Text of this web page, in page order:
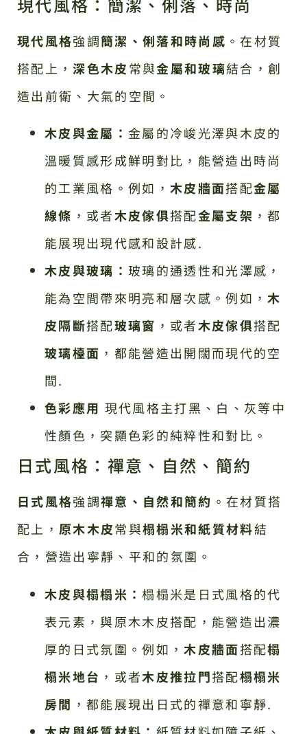
現代風格強調簡潔、俐落和時尚感 。在材質
搭配上，深色木皮常與金屬和玻璃結合，創
造出前衛、大氣的空間。
木皮與金屬：金屬的冷峻光澤與木皮的
溫暖質感形成鮮明對比，能營造出時尚
的工業風格。例如，木皮牆面搭配金屬
線條 ，或者木皮傢俱搭配金屬支架 ，都
能展現出現代感和設計感.
木皮與玻璃：玻璃的通透性和光澤感，
能為空間帶來明亮和層次感。例如，木
皮隔斷搭配玻璃窗 ，或者木皮傢俱搭配
玻璃檯面 ，都能營造出開闊而現代的空
間.
色彩應用 現代風格主打黑、白、灰等中
性顏色，突顯色彩的純粹性和對比。
日式風格：禪意、自然、簡約
日式風格強調禪意、自然和簡約 。在材質搭
配上，原木木皮常與榻榻米和紙質材料結
合，營造出寧靜、平和的氛圍。
木皮與榻榻米：榻榻米是日式風格的代
表元素，與原木木皮搭配，能營造出濃
厚的日式氛圍。例如，木皮牆面搭配榻
榻米地台 ，或者木皮推拉門搭配榻榻米
房間 ，都能展現出日式的禪意和寧靜.